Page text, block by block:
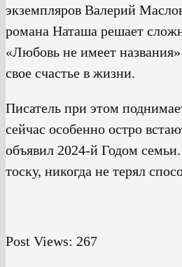
экземпляров Валерий
романа Наташа решает
«Любовь не имеет
свое счастье в жизни.
Писатель при этом
сейчас особенно остро
объявил 2024-й Годом
тоску, никогда не терял
Post Views: 267